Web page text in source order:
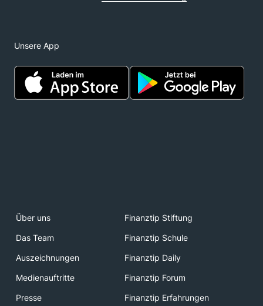
Unsere App
Über uns
Finanztip Stiftung
Das Team
Finanztip Schule
Auszeichnungen
Finanztip Daily
Medienauftritte
Finanztip Forum
Presse
Finanztip Erfahrungen